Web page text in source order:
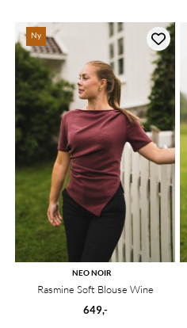
Ny
NEO NOIR
Rasmine Soft Blouse Wine
649,-